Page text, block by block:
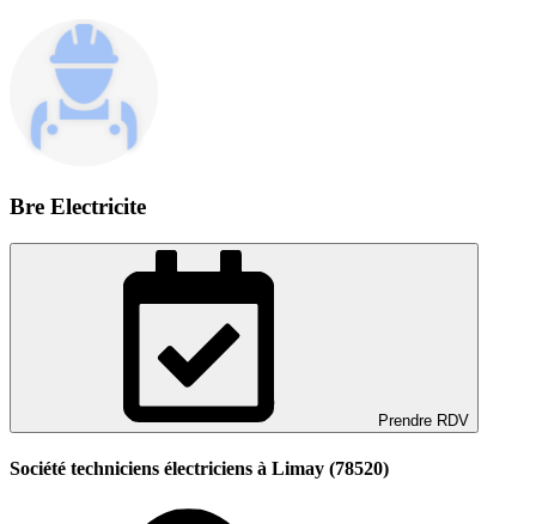
Bre Electricite
Prendre RDV
Société techniciens électriciens à Limay (78520)